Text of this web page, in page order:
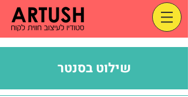
שילוט בסנטר